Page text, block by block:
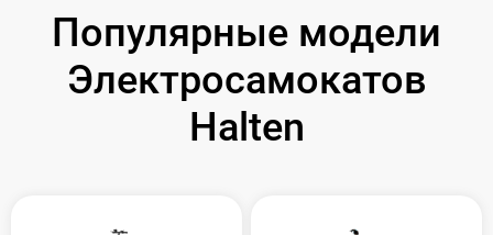
Популярные модели
Электросамокатов
Halten